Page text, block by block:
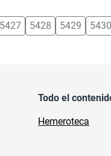
5428 5429 5430
Todo el
Hemeroteca